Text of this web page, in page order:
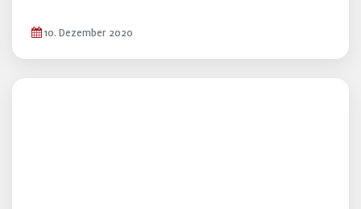
10. Dezember 2020